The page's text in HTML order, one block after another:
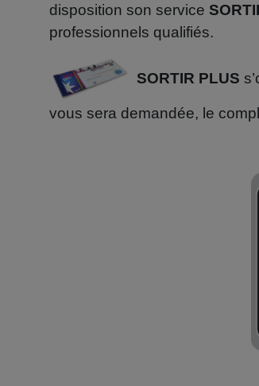
disposition son service
professionnels qualifiés.
SORTIR PLUS
vous sera demandée, le